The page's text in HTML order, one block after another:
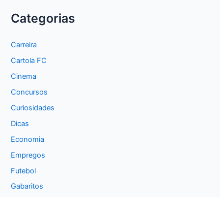
Categorias
Carreira
Cartola FC
Cinema
Concursos
Curiosidades
Dicas
Economia
Empregos
Futebol
Gabaritos